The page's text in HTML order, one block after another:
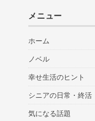
メニュー
ホーム
ノベル
幸せ生活のヒント
シニアの日常・終活
気になる話題